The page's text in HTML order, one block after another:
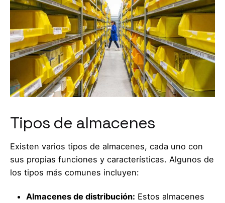
Tipos de almacenes
Existen varios tipos de almacenes, cada uno con
sus propias funciones y características. Algunos de
los tipos más comunes incluyen:
Almacenes de distribución: Estos almacenes